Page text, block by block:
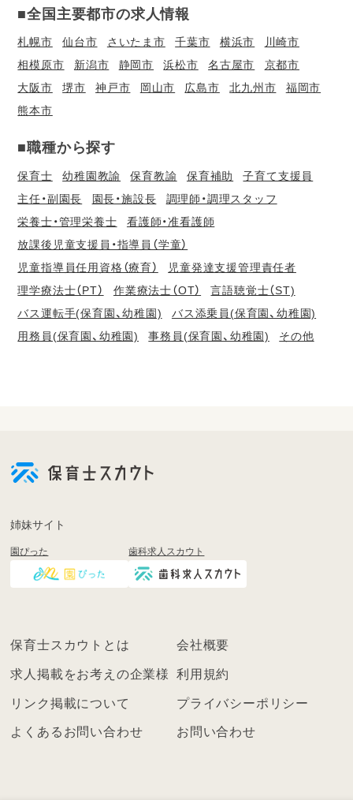
■全国主要都市の求人情報
札幌市 仙台市 さいたま市 千葉市 横浜市
川崎市
相模原市
新潟市 静岡市 浜松市 名古屋市
京都市
大阪市
堺市 神戸市 岡山市 広島市 北九州市
福岡市
熊本市
■職種から探す
保育士 幼稚園教諭 保育教諭 保育補助
子育て支援員
主任・副園長
園長・施設長
調理師・調理スタッフ
栄養士・管理栄養士
看護師・准看護師
放課後児童支援員・指導員（学童）
児童指導員任用資格（療育）
児童発達支援管理責任者
理学療法士（PT）
作業療法士（OT）
言語聴覚士（ST)
バス運転手(保育園、幼稚園)
バス添乗員(保育園、幼稚園)
用務員(保育園、幼稚園)
事務員(保育園、幼稚園) その他
登
く
ン
姉妹サイト
園ぴった 歯科求人スカウト
保育士スカウトとは 会社概要
求人掲載をお考えの企業様 利用規約
リンク掲載について プライバシーポリシー
よくあるお問い合わせ お問い合わせ